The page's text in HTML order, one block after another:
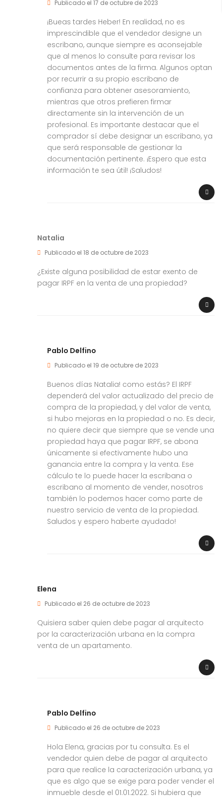
Publicado el 17 de octubre de 2023
¡Bueas tardes Heber! En realidad, no es
imprescindible que el vendedor designe un
escribano, aunque siempre es aconsejable
que al menos lo consulte para revisar los
documentos antes de la firma. Algunos optan
por recurrir a su propio escribano de
confianza para obtener asesoramiento,
mientras que otros prefieren firmar
directamente sin la intervención de un
profesional. Es importante destacar que el
comprador sí debe designar un escribano, ya
que será responsable de gestionar la
documentación pertinente. ¡Espero que esta
información te sea útil! ¡Saludos!
Natalia
Publicado el 18 de octubre de 2023
¿Existe alguna posibilidad de estar exento de
pagar IRPF en la venta de una propiedad?
Pablo Delfino
Publicado el 19 de octubre de 2023
Buenos días Natalia! como estás? El IRPF
dependerá del valor actualizado del precio de
compra de la propiedad, y del valor de venta,
si hubo mejoras en la propiedad o no. Es decir,
no quiere decir que siempre que se vende una
propiedad haya que pagar IRPF, se abona
únicamente si efectivamente hubo una
ganancia entre la compra y la venta. Ese
cálculo te lo puede hacer la escribana o
escribano al momento de vender, nosotros
también lo podemos hacer como parte de
nuestro servicio de venta de la propiedad.
Saludos y espero haberte ayudado!
Elena
Publicado el 26 de octubre de 2023
Quisiera saber quien debe pagar al arquitecto
por la caracterización urbana en la compra
venta de un apartamento.
Pablo Delfino
Publicado el 26 de octubre de 2023
Hola Elena, gracias por tu consulta. Es el
vendedor quien debe de pagar al arquitecto
para que realice la caracterización urbana, ya
que es algo que se exige para poder vender el
inmueble desde el 01.01.2022. Si hubiera que